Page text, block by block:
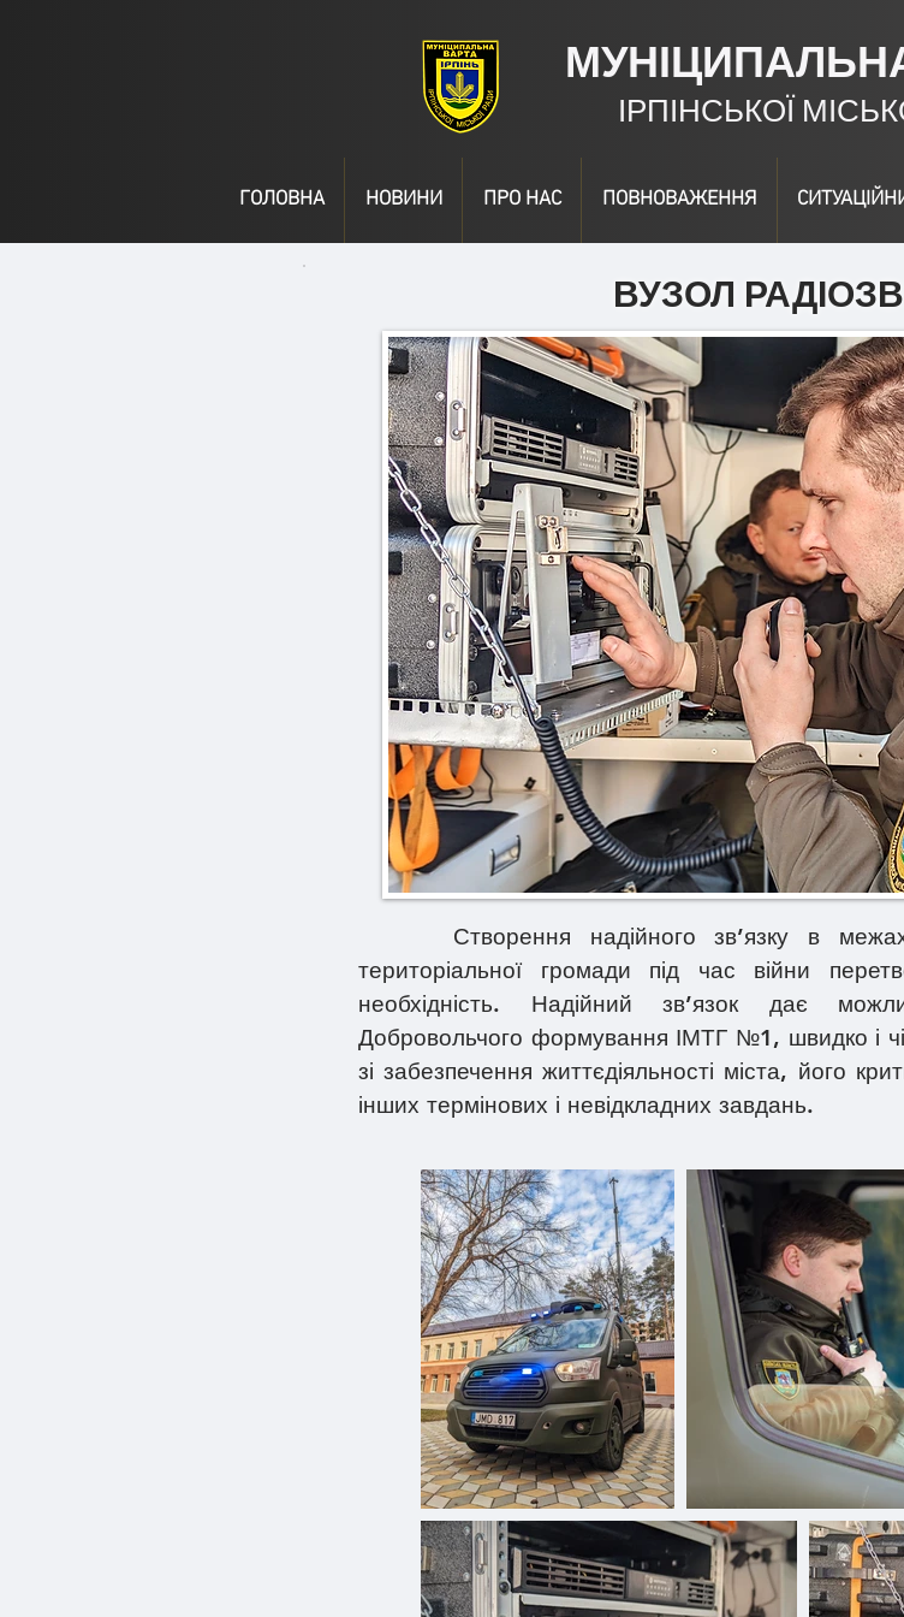
ІРПІНСЬКОЇ
ГОЛОВНА НОВИНИ ПРО НАС ПОВНОВАЖЕННЯ
ВУЗОЛ
Створення надійного зв’язку в межах
територіальної громади під час війни
необхідність. Надійний зв’язок дає
Добровольчого формування ІМТГ №1, швидко і
зі забезпечення життєдіяльності міста, його
інших термінових і невідкладних завдань.